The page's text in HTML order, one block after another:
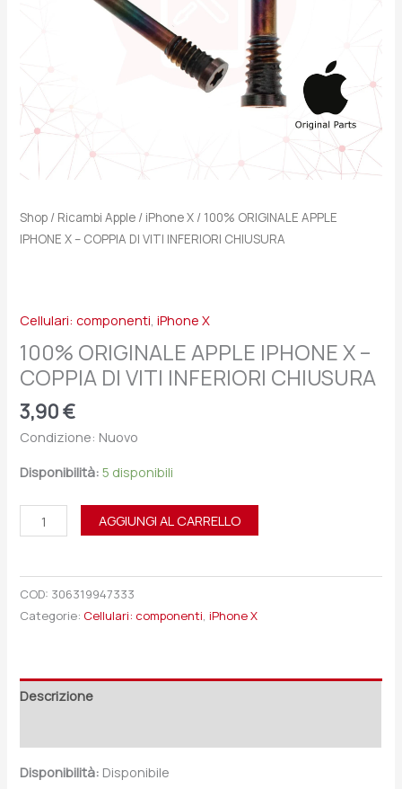
Shop / Ricambi Apple / iPhone X / 100% ORIGINALE APPLE
IPHONE X – COPPIA DI VITI INFERIORI CHIUSURA
Cellulari: componenti,iPhone X
100% ORIGINALE APPLE IPHONE X –
COPPIA DI VITI INFERIORI CHIUSURA
3,90€
Condizione: Nuovo
Disponibilità: 5 disponibili
AGGIUNGI AL CARRELLO
COD: 306319947333
Categorie: Cellulari: componenti,iPhone X
Descrizione
Disponibilità: Disponibile